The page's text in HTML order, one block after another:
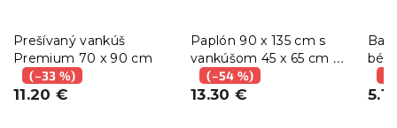
Prešívaný vankúš
Premium 70 x 90 cm
(–33 %)
11.20 €
Paplón 90 x 135 cm s
vankúšom 45 x 65 cm do
detskej postieľky biela
(–54 %)
13.30 €